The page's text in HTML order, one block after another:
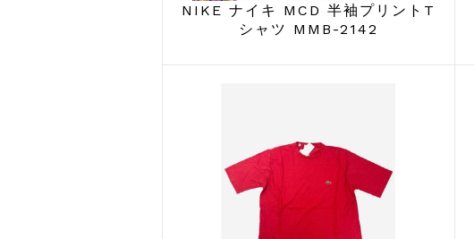
NIKE ナイキ MCD 半袖プリントT
シャツ MMB-2142